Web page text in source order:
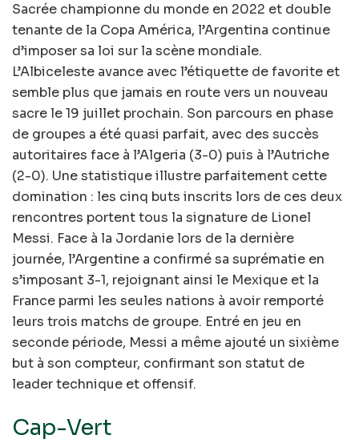
Sacrée championne du monde en 2022 et double
tenante de la Copa América, l’Argentina continue
d’imposer sa loi sur la scène mondiale.
L’Albiceleste avance avec l’étiquette de favorite et
semble plus que jamais en route vers un nouveau
sacre le 19 juillet prochain. Son parcours en phase
de groupes a été quasi parfait, avec des succès
autoritaires face à l’Algeria (3-0) puis à l’Autriche
(2-0). Une statistique illustre parfaitement cette
domination : les cinq buts inscrits lors de ces deux
rencontres portent tous la signature de Lionel
Messi. Face à la Jordanie lors de la dernière
journée, l’Argentine a confirmé sa suprématie en
s’imposant 3-1, rejoignant ainsi le Mexique et la
France parmi les seules nations à avoir remporté
leurs trois matchs de groupe. Entré en jeu en
seconde période, Messi a même ajouté un sixième
but à son compteur, confirmant son statut de
leader technique et offensif.
Cap-Vert